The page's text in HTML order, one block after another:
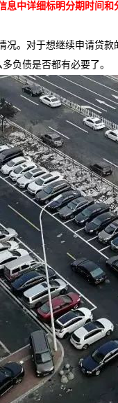
息中详细标明分期时间和
况。对于想继续申请贷
负债是否都有必要了。